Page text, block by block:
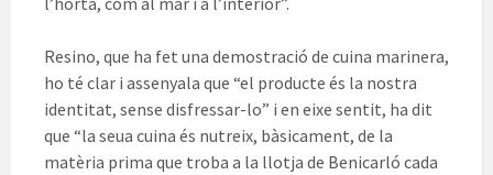
Resino, que ha fet una demostració de cuina marinera,
ho té clar i assenyala que “el producte és la nostra
identitat, sense disfressar-lo” i en eixe sentit, ha dit
que “la seua cuina és nutreix, bàsicament, de la
matèria prima que troba a la llotja de Benicarló cada